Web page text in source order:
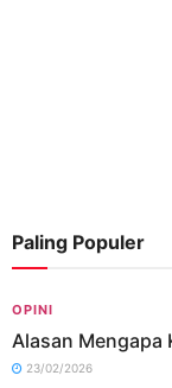
Paling Populer
OPINI
Alasan Mengapa
23/02/2026